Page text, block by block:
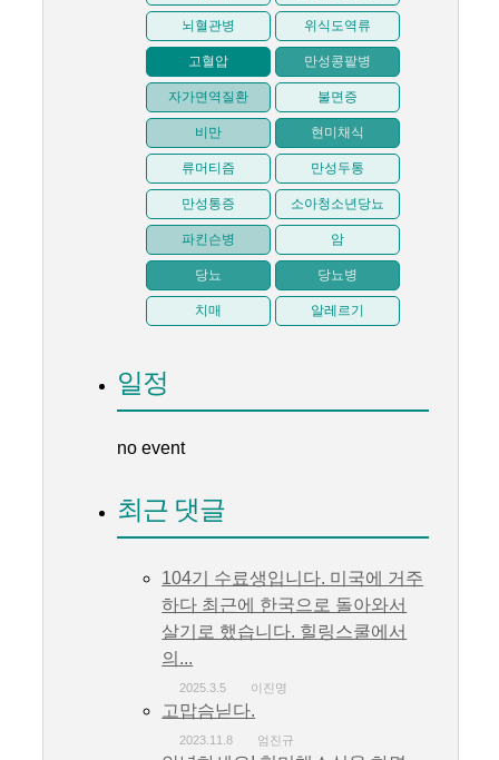
뇌혈관병 위식도역류
고혈압 만성콩팥병
자가면역질환 불면증
비만 현미채식
류머티즘 만성두통
만성통증 소아청소년당뇨
파킨슨병 암
당뇨 당뇨병
치매 알레르기
일정
no event
최근 댓글
104기 수료생입니다. 미국에 거주
하다 최근에 한국으로 돌아와서
살기로 했습니다. 힐링스쿨에서
의...
2025.3.5 이진명
고맙슴닏다.
2023.11.8 엄진규